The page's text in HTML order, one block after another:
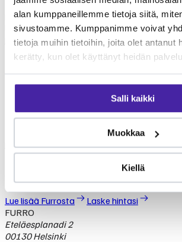
alan kumppaneillemme tietoja siitä,
sivustoamme. Kumppanimme voivat
tietoja muihin tietoihin, joita olet antanut
kerätty, kun olet käyttänyt heidän
Salli kaikki
Muokkaa
Kiellä
terveydenhoitoon. Palvelut kattavat
perustutkimuksista erikoisempiin
klinikan ajantasainen palveluvalikoima
jäsenenä voit jakaa eläinlääkärikuluja
Mikä Furro on?
Furro on vaihtoehto
lemmikkivakuutukselle
Furro ei ole lemmikkivakuutus. Se on
jolla turvaat koirasi tai kissasi keskimäärin
Tehtävämme on taistella lemmikkialan
Lue lisää Furrosta
Laske hintasi
FURRO
Eteläesplanadi 2
00130 Helsinki